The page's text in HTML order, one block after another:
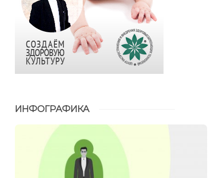
ИНФОГРАФИКА